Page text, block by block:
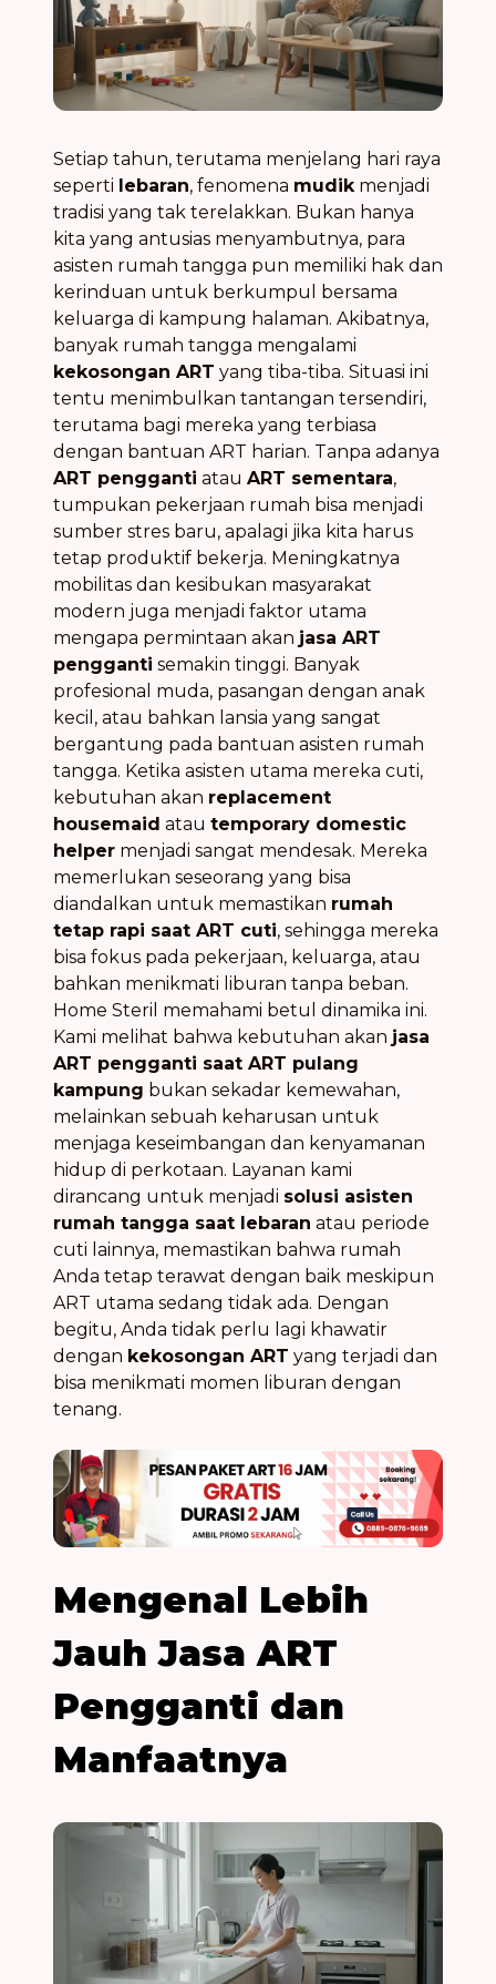
Setiap tahun, terutama menjelang hari raya
seperti lebaran, fenomena mudik menjadi
tradisi yang tak terelakkan. Bukan hanya
kita yang antusias menyambutnya, para
asisten rumah tangga pun memiliki hak dan
kerinduan untuk berkumpul bersama
keluarga di kampung halaman. Akibatnya,
banyak rumah tangga mengalami
kekosongan ART yang tiba-tiba. Situasi ini
tentu menimbulkan tantangan tersendiri,
terutama bagi mereka yang terbiasa
dengan bantuan ART harian. Tanpa adanya
ART pengganti atau ART sementara,
tumpukan pekerjaan rumah bisa menjadi
sumber stres baru, apalagi jika kita harus
tetap produktif bekerja. Meningkatnya
mobilitas dan kesibukan masyarakat
modern juga menjadi faktor utama
mengapa permintaan akan jasa ART
pengganti semakin tinggi. Banyak
profesional muda, pasangan dengan anak
kecil, atau bahkan lansia yang sangat
bergantung pada bantuan asisten rumah
tangga. Ketika asisten utama mereka cuti,
kebutuhan akan replacement
housemaid atau temporary domestic
helper menjadi sangat mendesak. Mereka
memerlukan seseorang yang bisa
diandalkan untuk memastikan rumah
tetap rapi saat ART cuti, sehingga mereka
bisa fokus pada pekerjaan, keluarga, atau
bahkan menikmati liburan tanpa beban.
Home Steril memahami betul dinamika ini.
Kami melihat bahwa kebutuhan akan jasa
ART pengganti saat ART pulang
kampung bukan sekadar kemewahan,
melainkan sebuah keharusan untuk
menjaga keseimbangan dan kenyamanan
hidup di perkotaan. Layanan kami
dirancang untuk menjadi solusi asisten
rumah tangga saat lebaran atau periode
cuti lainnya, memastikan bahwa rumah
Anda tetap terawat dengan baik meskipun
ART utama sedang tidak ada. Dengan
begitu, Anda tidak perlu lagi khawatir
dengan kekosongan ART yang terjadi dan
bisa menikmati momen liburan dengan
tenang.
Mengenal Lebih
Jauh Jasa ART
Pengganti dan
Manfaatnya